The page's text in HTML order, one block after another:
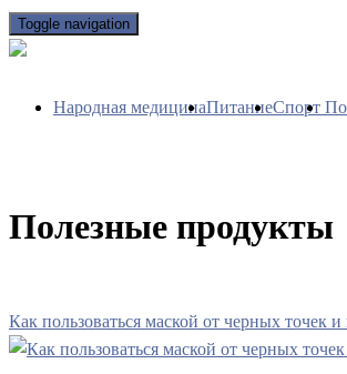
Toggle navigation
Народная медицинаПитаниеСпорт
Полезные продукты
Как пользоваться маской от черных точек